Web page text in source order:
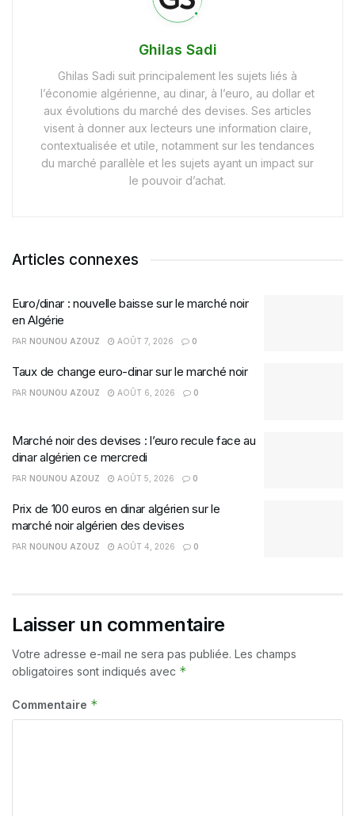
Ghilas Sadi
Ghilas Sadi suit principalement les sujets liés à
l’économie algérienne, au dinar, à l’euro, au dollar et
aux évolutions du marché des devises. Ses articles
visent à donner aux lecteurs une information claire,
contextualisée et utile, notamment sur les tendances
du marché parallèle et les sujets ayant un impact sur
le pouvoir d’achat.
Articles connexes
Euro/dinar : nouvelle baisse sur le marché noir
en Algérie
PAR NOUNOU AZOUZ AOÛT 7, 2026 0
Taux de change euro-dinar sur le marché noir
PAR NOUNOU AZOUZ AOÛT 6, 2026 0
Marché noir des devises : l’euro recule face au
dinar algérien ce mercredi
PAR NOUNOU AZOUZ AOÛT 5, 2026 0
Prix de 100 euros en dinar algérien sur le
marché noir algérien des devises
PAR NOUNOU AZOUZ AOÛT 4, 2026 0
Laisser un commentaire
Votre adresse e-mail ne sera pas publiée. Les champs
obligatoires sont indiqués avec *
Commentaire *